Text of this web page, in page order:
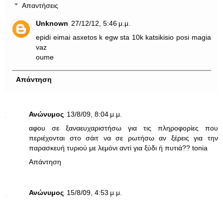
Απαντήσεις
Unknown 27/12/12, 5:46 μ.μ.
epidi eimai asxetos k egw sta 10k katsikisio posi magia
vaz
oume
Απάντηση
Ανώνυμος 13/8/09, 8:04 μ.μ.
αφου σε ξαναευχαριστήσω για τις πληροφορίες που
περιέχονται στο σάιτ να σε ρωτήσω αν ξέρεις για την
παρασκευή τυριού με λεμόνι αντί για ξύδι ή πυτιά?? tonia
Απάντηση
Ανώνυμος 15/8/09, 4:53 μ.μ.